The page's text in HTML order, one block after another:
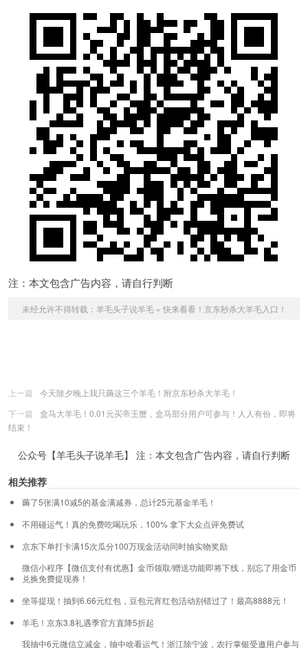
注：本文包含广告内容，请自行判断
未经允许不得转载： 羊毛头子说羊毛» 快来看看！京东秒杀大羊毛入口！
上一篇
今天除夕晚上我只薅这三个羊毛！附京东秒杀大羊毛！
下一篇
盒马大羊毛！0.01元买帝王蟹，盒马部分用户可参与！人人有份，即将
结束！
公众号【羊毛头子说羊毛】 注：本文包含广告内容，请自行判断
相关推荐
薅了5张满10减5的基金满减券，总计25元基金羊毛！
不用碰运气！真的免费吃喝玩乐，100% 拿下大众点评免费试
京东下单打卡满15次瓜分100万现金活动同时抽实物奖励
微信小程序【微信支付有优惠】金币领取/赠送功能即将下线，别忘了用金币
兑换免费提现券！
坐等提现！抽到6.66元红包，豆包元宵红包活动别错过了！最高8888元！
羊毛！京东3.8礼遇季官方直降5折起
我抽中6元微信立减金，抽中啥看运气！浙江除宁波，农行掌银受邀用户参与